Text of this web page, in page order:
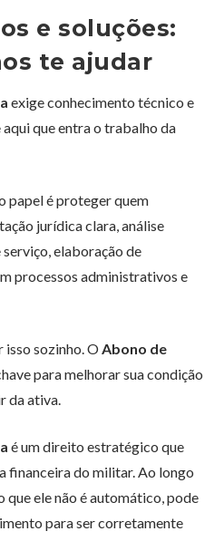
e soluções:
te ajudar
exige conhecimento técnico e
que entra o trabalho da
papel é proteger quem
jurídica clara, análise
elaboração de
processos administrativos e
isso sozinho. O Abono de
para melhorar sua condição
da ativa.
é um direito estratégico que
financeira do militar. Ao longo
ele não é automático, pode
para ser corretamente